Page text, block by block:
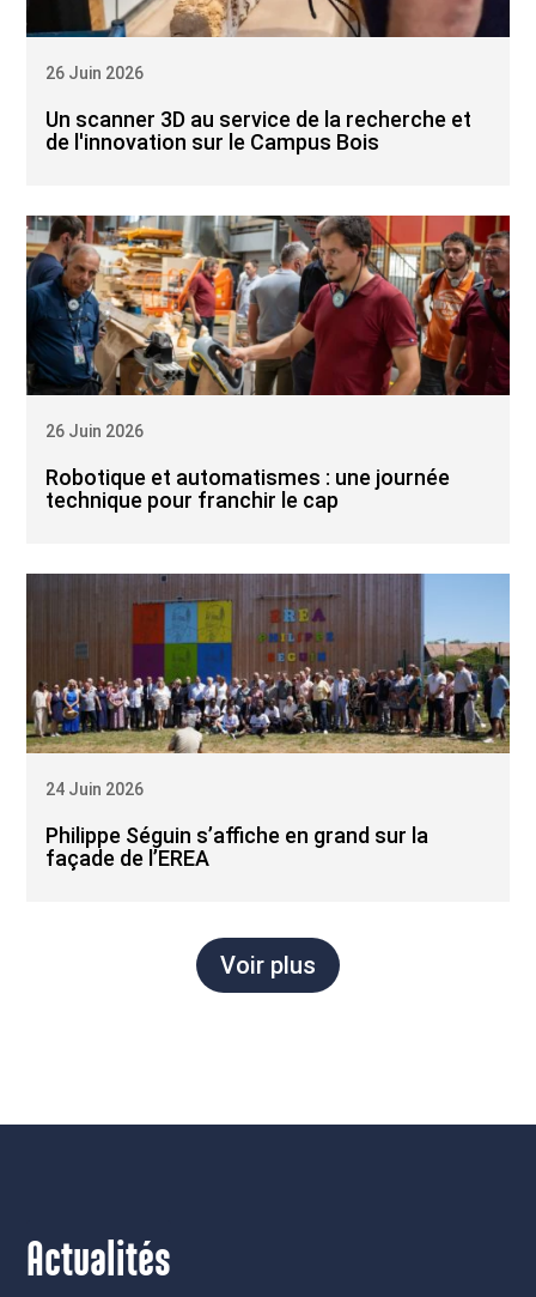
Un scanner 3D au service de la recherche et
de l'innovation sur le Campus Bois
26 Juin 2026
Robotique et automatismes : une journée
technique pour franchir le cap
26 Juin 2026
Philippe Séguin s’affiche en grand sur la
façade de l’EREA
24 Juin 2026
Voir plus
Actualités